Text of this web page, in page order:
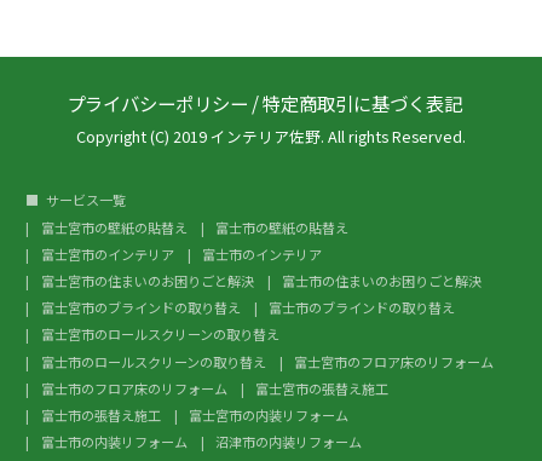
プライバシーポリシー /特定商取引に基づく表記
Copyright (C) 2019 インテリア佐野. All rights Reserved.
サービス一覧
富士宮市の壁紙の貼替え
富士市の壁紙の貼替え
富士宮市のインテリア
富士市のインテリア
富士宮市の住まいのお困りごと解決
富士市の住まいのお困りごと解決
富士宮市のブラインドの取り替え
富士市のブラインドの取り替え
富士宮市のロールスクリーンの取り替え
富士市のロールスクリーンの取り替え
富士宮市のフロア床のリフォーム
富士市のフロア床のリフォーム
富士宮市の張替え施工
富士市の張替え施工
富士宮市の内装リフォーム
富士市の内装リフォーム
沼津市の内装リフォーム